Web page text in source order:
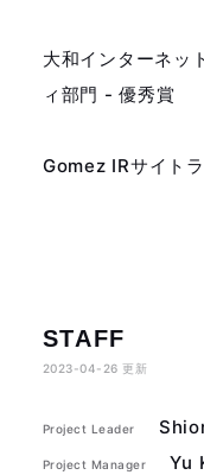
大和インターネッ
ィ部門 - 優秀賞
Gomez IRサイト
STAFF
2023-04-26 更新
Project Leader
Project Manager Yu